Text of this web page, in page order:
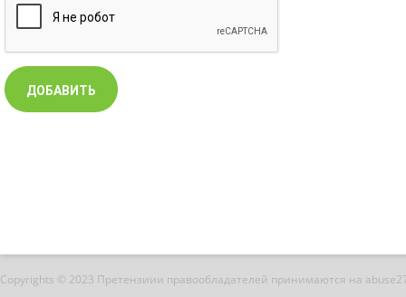
Copyrights © 2023 Претензиии правообладателей принимаются на